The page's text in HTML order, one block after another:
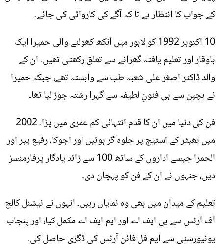
کے جواب کا انتظار ہے تا کہ آگے کی کاروائی کی جائے۔
10 اکتوبر 1992 کو لاہور میں آنکھ کھولنے والی حمیرا ایک
باوقار اور تعلیم یافتہ گھرانے سے تعلق رکھتی تھیں۔ ان کے
والد ڈاکٹر اصغر علی شعبہ طب سے وابستہ تھے، جبکہ حمیرا
نے بچپن سے ہی فنونِ لطیفہ سے گہرا رشتہ جوڑ لیا تھا۔
فن کی دنیا میں ان کا قدم انتہائی کم عمری میں پڑا۔ 2002
میں تھیٹر کے اسٹیج پر جلوہ گر ہوئیں اور اجوکا، رفیع پیر اور
الحمرا جیسے اداروں کے ساتھ 100 سے زائد یادگار پرفارمنسز
دیں، جنہوں نے ان کے فن کو پہچان دی۔
تعلیم کے میدان میں بھی وہ نمایاں رہیں۔ انہوں نے نیشنل کالج
آف آرٹس سے بی ایف اے اور ایم ایف اے مکمل کیا، اور پنجاب
یونیورسٹی سے ایم فل فائن آرٹس کی ڈگری حاصل کی۔